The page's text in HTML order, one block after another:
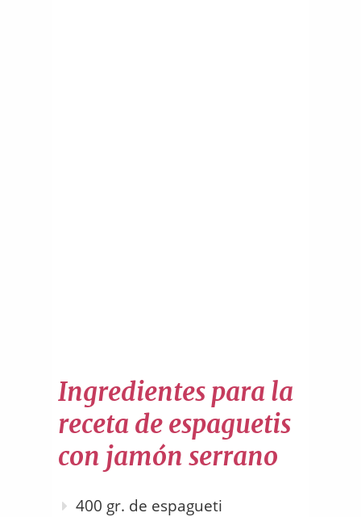
Ingredientes para la
receta de espaguetis
con jamón serrano
400 gr. de espagueti